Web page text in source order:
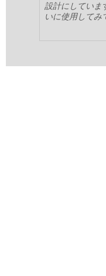
設計にしていま
いに使用してみ